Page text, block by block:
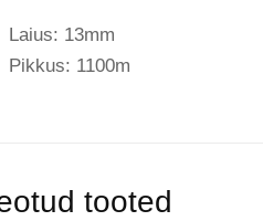
Laius: 13mm
Pikkus: 1100m
tooted